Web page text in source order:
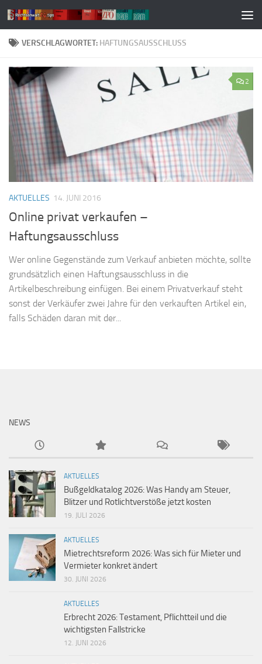
Zum Inhalt springen
VERSCHLAGWORTET: HAFTUNGSAUSSCHLUSS
2
AKTUELLES 14. JUNI 2016
Online privat verkaufen –
Haftungsausschluss
Wer online Gegenstände zum Verkauf anbieten möchte, sollte
grundsätzlich einen Haftungsausschluss in die
Artikelbeschreibung einfügen. Bei einem Privatverkauf steht
sonst der Verkäufer zwei Jahre für den verkauften Artikel ein,
falls Schäden daran mit der...
NEWS
AKTUELLES
Bußgeldkatalog 2026: Was Handy am Steuer,
Blitzer und Rotlichtverstöße jetzt kosten
19. JULI 2026
AKTUELLES
Mietrechtsreform 2026: Was sich für Mieter und
Vermieter konkret ändert
30. JUNI 2026
AKTUELLES
Erbrecht 2026: Testament, Pflichtteil und die
wichtigsten Fallstricke
12. JUNI 2026